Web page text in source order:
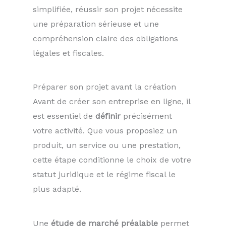
simplifiée, réussir son projet nécessite
une préparation sérieuse et une
compréhension claire des obligations
légales et fiscales.
Préparer son projet avant la création
Avant de créer son entreprise en ligne, il
est essentiel de définir précisément
votre activité. Que vous proposiez un
produit, un service ou une prestation,
cette étape conditionne le choix de votre
statut juridique et le régime fiscal le
plus adapté.
Une étude de marché préalable permet